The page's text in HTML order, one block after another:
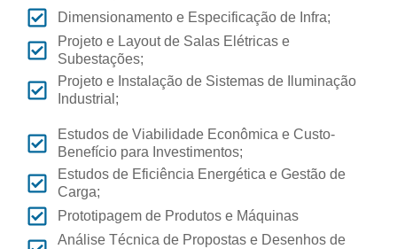
Dimensionamento e Especificação de Infra;
Projeto e Layout de Salas Elétricas e
Subestações;
Projeto e Instalação de Sistemas de Iluminação
Industrial;
Estudos de Viabilidade Econômica e Custo-
Benefício para Investimentos;
Estudos de Eficiência Energética e Gestão de
Carga;
Prototipagem de Produtos e Máquinas
Análise Técnica de Propostas e Desenhos de